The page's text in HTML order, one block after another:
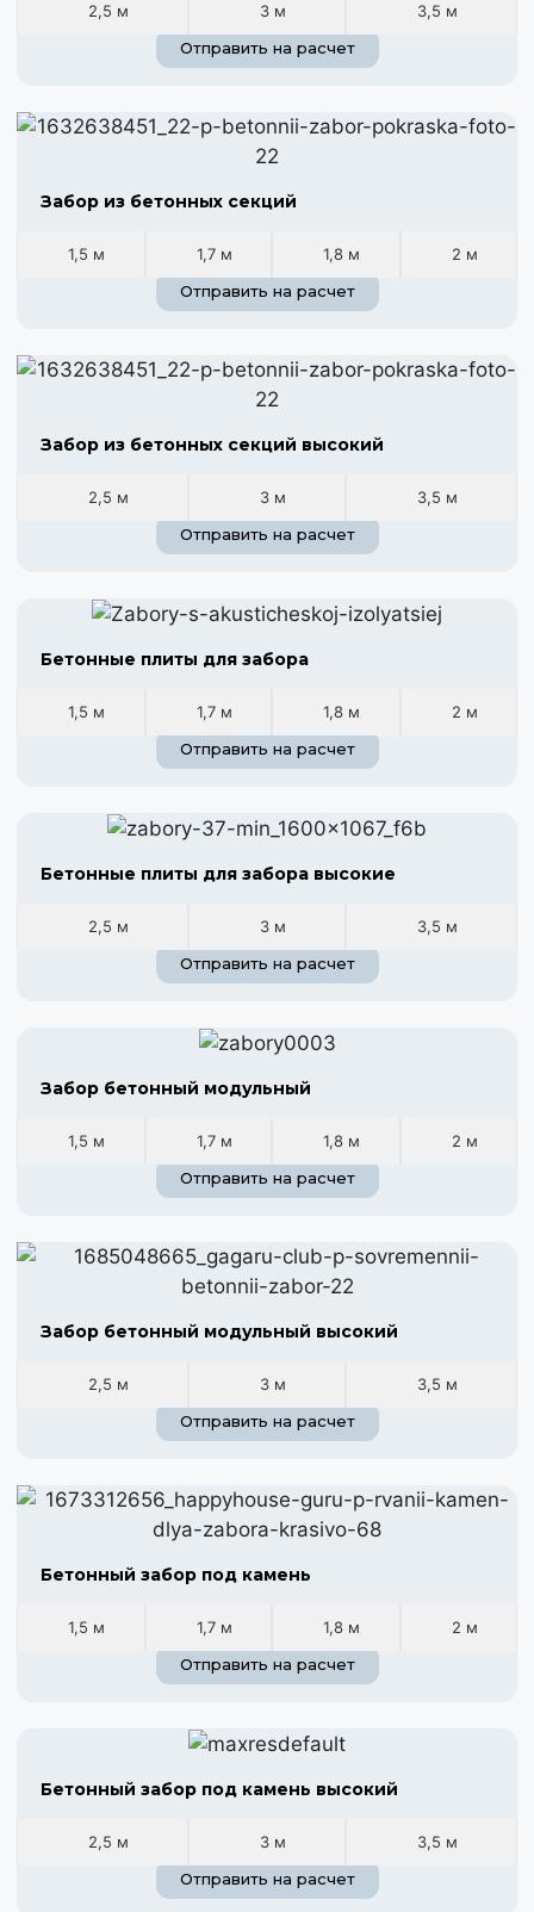
2,5 м 3 м
3,5 м
Отправить на расчет
Забор из бетонных секций
1,5 м 1,7 м 1,8 м
2 м
Отправить на расчет
Забор из бетонных секций высокий
2,5 м 3 м
3,5 м
Отправить на расчет
Бетонные плиты для забора
1,5 м 1,7 м 1,8 м
2 м
Отправить на расчет
Бетонные плиты для забора высокие
2,5 м 3 м
3,5 м
Отправить на расчет
Забор бетонный модульный
1,5 м 1,7 м 1,8 м
2 м
Отправить на расчет
Забор бетонный модульный высокий
2,5 м 3 м
3,5 м
Отправить на расчет
Бетонный забор под камень
1,5 м 1,7 м 1,8 м
2 м
Отправить на расчет
Бетонный забор под камень высокий
2,5 м 3 м
3,5 м
Отправить на расчет